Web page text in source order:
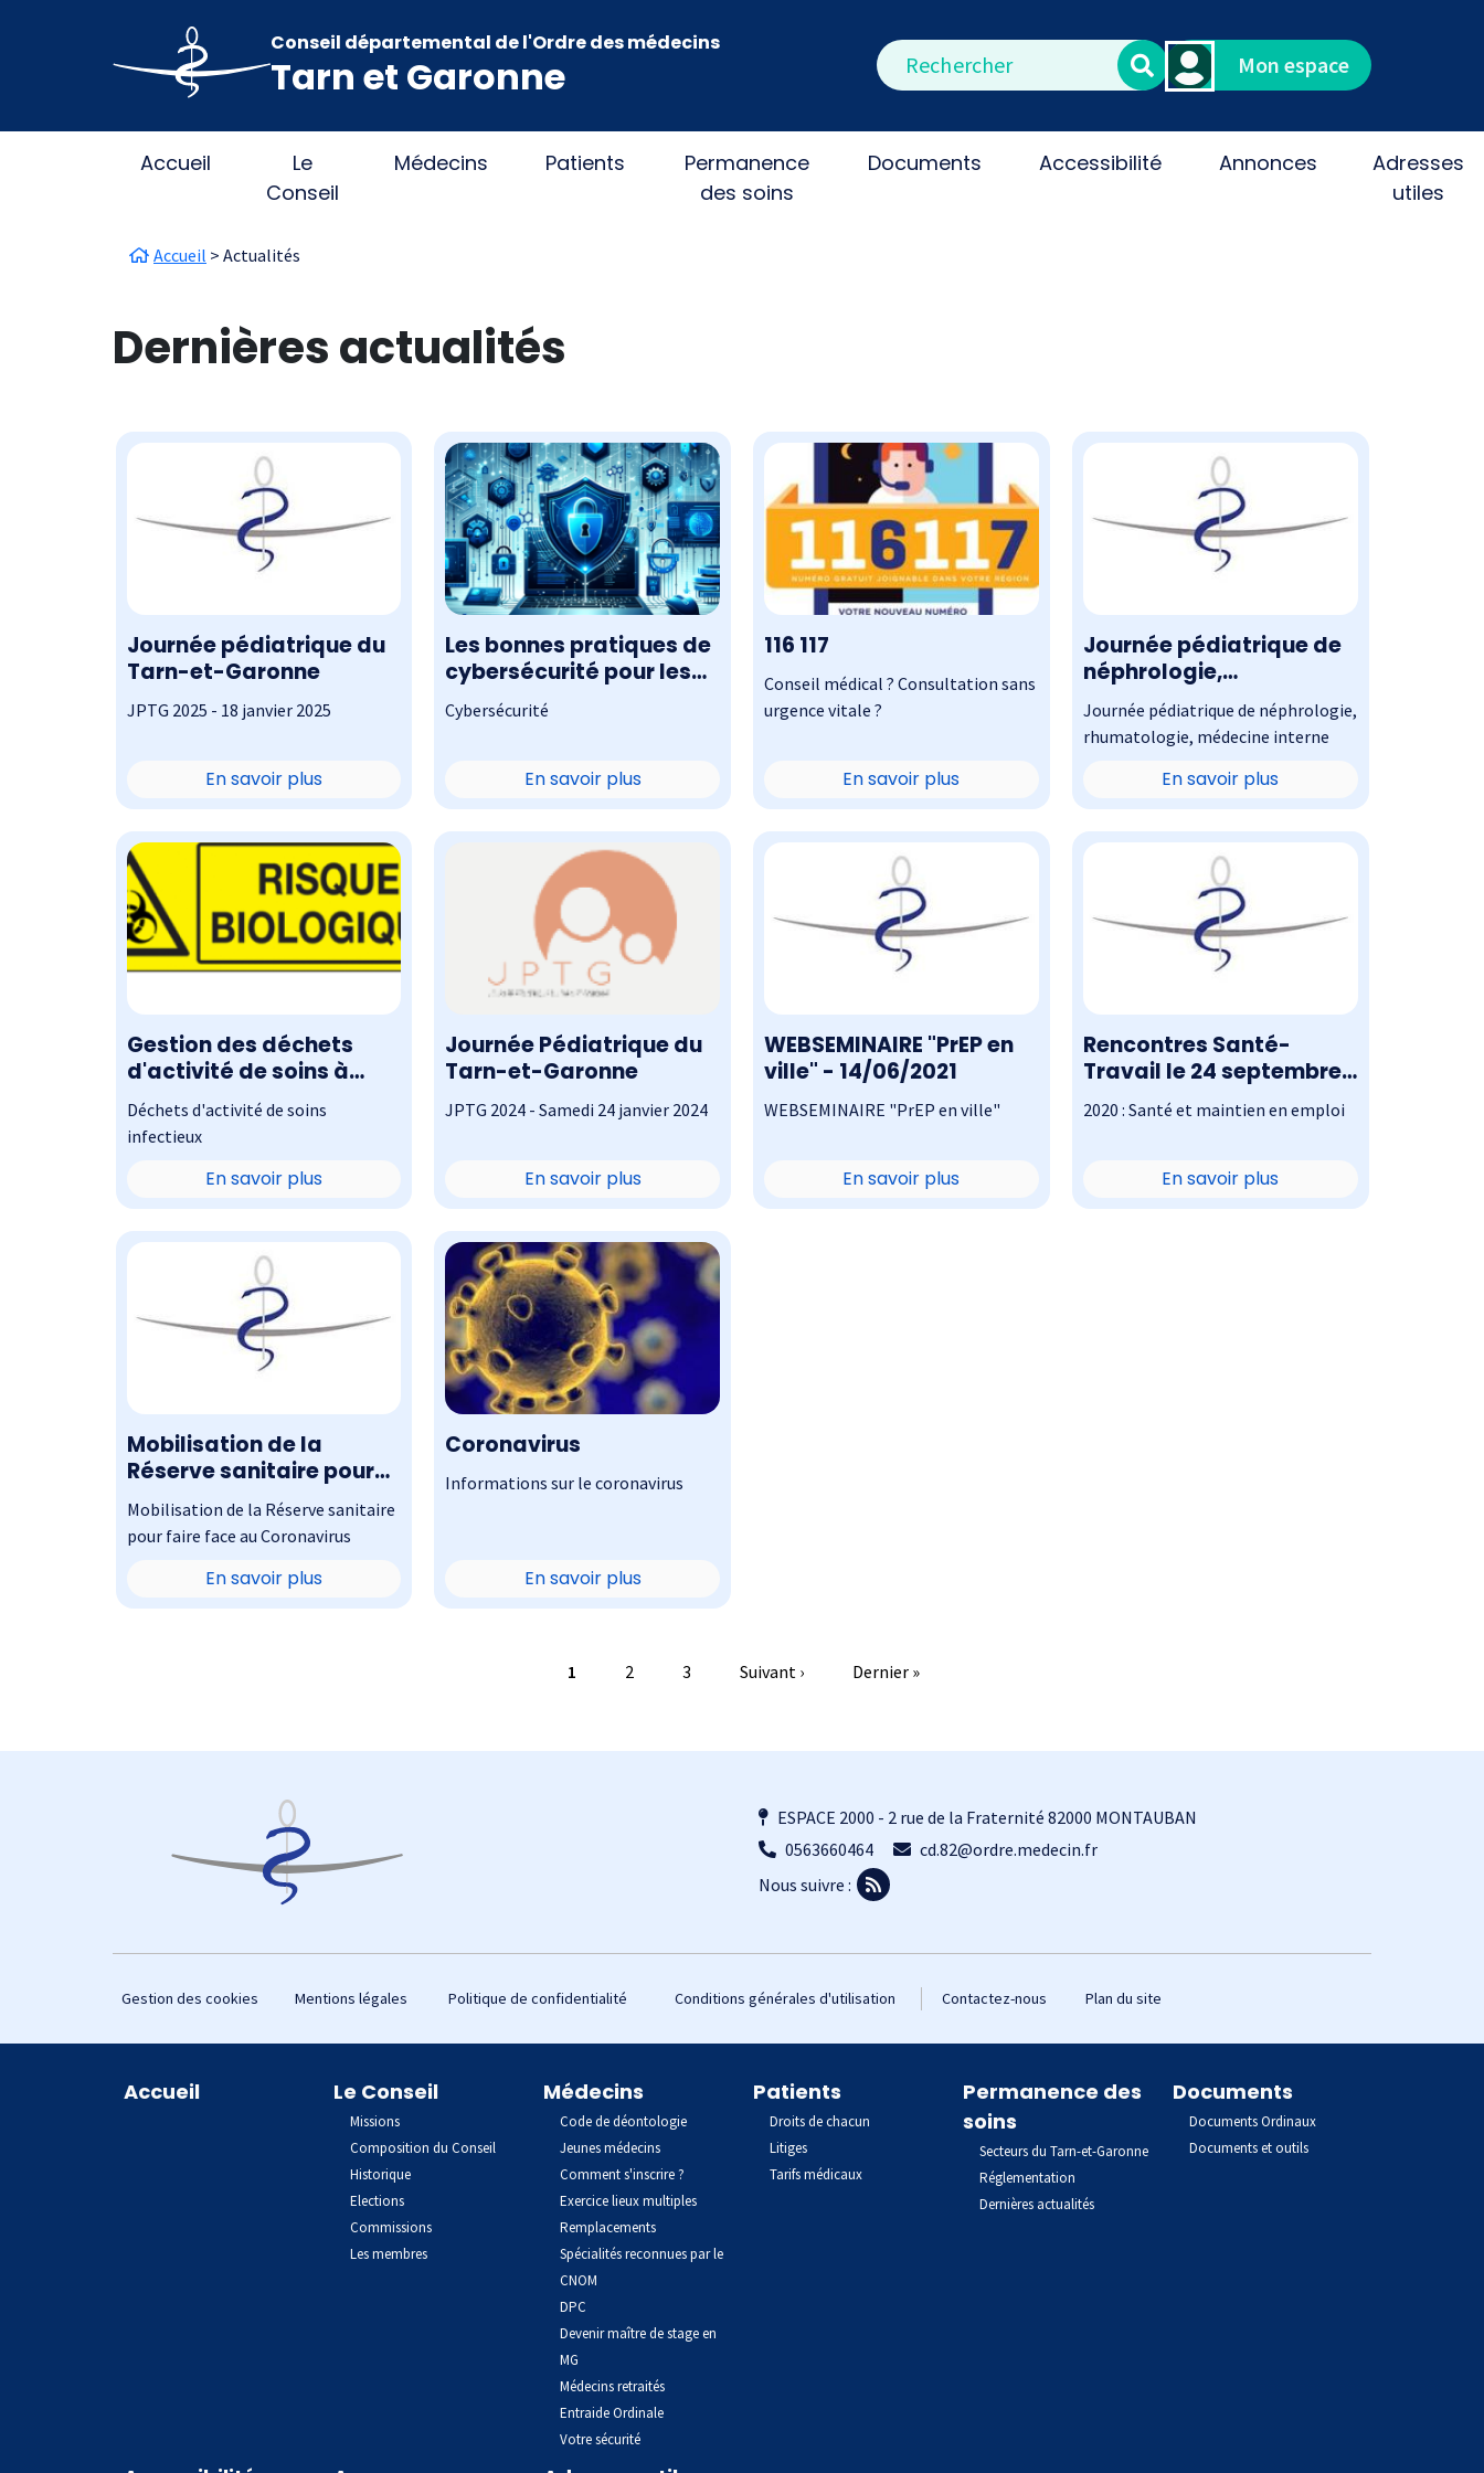
Conseil départemental de l'Ordre des médecins
Tarn et Garonne Rechercher Mon espace
Main navigation
Accueil
Le
Conseil
Médecins Patients
Permanence
des soins
Documents Accessibilité Annonces
Adresses
utiles
Fil d'Ariane
Accueil Actualités
Dernières actualités
Journée pédiatrique du
Tarn-et-Garonne
JPTG 2025 - 18 janvier 2025
En savoir plus
Les bonnes pratiques de
cybersécurité pour les
médecins libéraux
Cybersécurité
En savoir plus
116 117
Conseil médical ? Consultation sans
urgence vitale ?
En savoir plus
Journée pédiatrique de
néphrologie,
rhumatologie, médecine
interne
Journée pédiatrique de néphrologie,
rhumatologie, médecine interne
En savoir plus
Gestion des déchets
d'activité de soins à
risques infectieux ou
assimilés
Déchets d'activité de soins
infectieux
En savoir plus
Journée Pédiatrique du
Tarn-et-Garonne
JPTG 2024 - Samedi 24 janvier 2024
En savoir plus
WEBSEMINAIRE "PrEP en
ville" - 14/06/2021
WEBSEMINAIRE "PrEP en ville"
En savoir plus
Rencontres Santé-
Travail le 24 septembre
2020
2020 : Santé et maintien en emploi
En savoir plus
Mobilisation de la
Réserve sanitaire pour
faire face au
Coronavirus
Mobilisation de la Réserve sanitaire
pour faire face au Coronavirus
En savoir plus
Coronavirus
Informations sur le coronavirus
En savoir plus
Page courante
1 Page
2 Page
3 Page suivante
Suivant › Dernière page
Dernier »
ESPACE 2000 - 2 rue de la Fraternité 82000 MONTAUBAN
0563660464
cd.82@ordre.medecin.fr
Nous suivre :
Gestion des cookies Mentions légales Politique de confidentialité Conditions générales d'utilisation Contactez-nous Plan du site
Accueil Le Conseil
Missions
Composition du Conseil
Historique
Elections
Commissions
Les membres
Médecins
Code de déontologie
Jeunes médecins
Comment s'inscrire ?
Exercice lieux multiples
Remplacements
Spécialités reconnues par le
CNOM
DPC
Devenir maître de stage en
MG
Médecins retraités
Entraide Ordinale
Votre sécurité
Patients
Droits de chacun
Litiges
Tarifs médicaux
Permanence des
soins
Secteurs du Tarn-et-Garonne
Réglementation
Dernières actualités
Documents
Documents Ordinaux
Documents et outils